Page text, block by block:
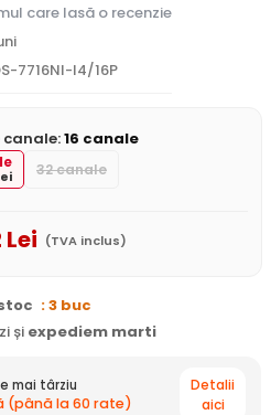
care lasă o recenzie
7716NI-I4/16P
canale:16 canale
32 canale
Lei (TVA inclus)
: 3 buc
și expediem marti
mai târziu
(până la 60 rate)
Detalii
aici